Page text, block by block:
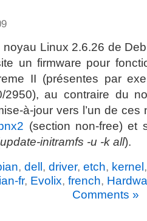
noyau Linux 2.6.26 de
un firmware pour
II (présentes par
2950), au contraire du
à-jour vers l’un de
(section non-free) et
update-initramfs -u -k all).
, dell, driver, etch, kernel
fr, Evolix, french,
Comments »